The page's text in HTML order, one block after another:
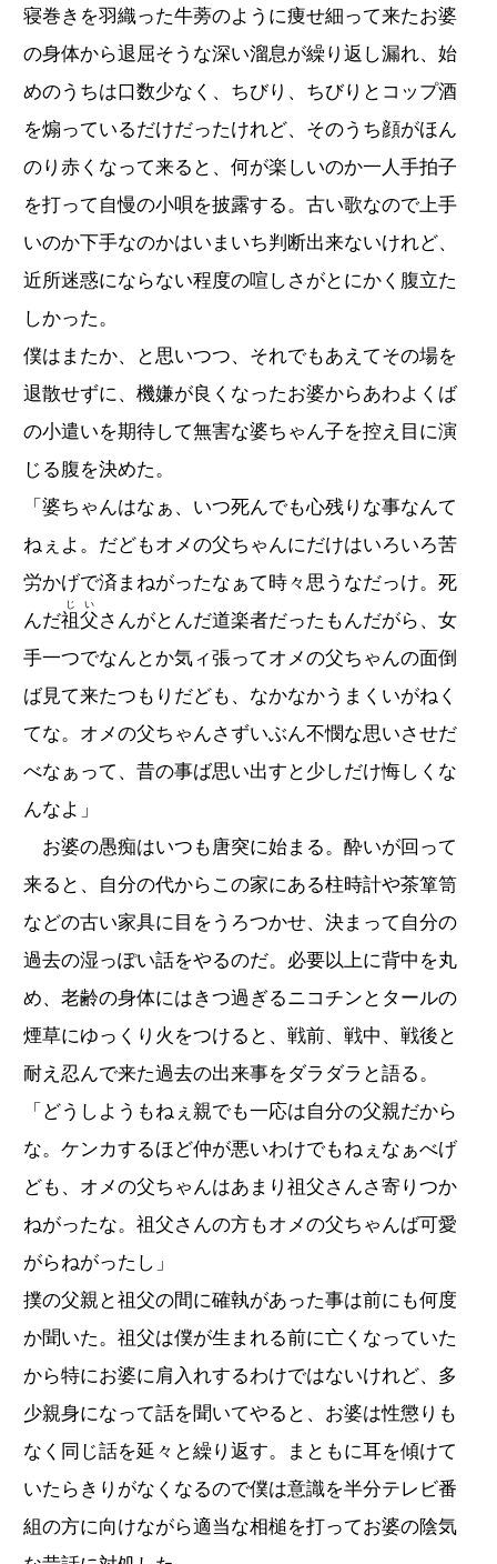
寝巻きを羽織った牛蒡のように痩せ細って来たお婆
の身体から退屈そうな深い溜息が繰り返し漏れ、始
めのうちは口数少なく、ちびり、ちびりとコップ酒
を煽っているだけだったけれど、そのうち顔がほん
のり赤くなって来ると、何が楽しいのか一人手拍子
を打って自慢の小唄を披露する。古い歌なので上手
いのか下手なのかはいまいち判断出来ないけれど、
近所迷惑にならない程度の喧しさがとにかく腹立た
しかった。
僕はまたか、と思いつつ、それでもあえてその場を
退散せずに、機嫌が良くなったお婆からあわよくば
の小遣いを期待して無害な婆ちゃん子を控え目に演
じる腹を決めた。
「婆ちゃんはなぁ、いつ死んでも心残りな事なんて
ねぇよ。だどもオメの父ちゃんにだけはいろいろ苦
労かげで済まねがったなぁて時々思うなだっけ。死
んだ祖父
じい
さんがとんだ道楽者だったもんだがら、女
手一つでなんとか気ィ張ってオメの父ちゃんの面倒
ば見て来たつもりだども、なかなかうまくいがねく
てな。オメの父ちゃんさずいぶん不憫な思いさせだ
べなぁって、昔の事ば思い出すと少しだけ悔しくな
んなよ」
お婆の愚痴はいつも唐突に始まる。酔いが回って
来ると、自分の代からこの家にある柱時計や茶箪笥
などの古い家具に目をうろつかせ、決まって自分の
過去の湿っぽい話をやるのだ。必要以上に背中を丸
め、老齢の身体にはきつ過ぎるニコチンとタールの
煙草にゆっくり火をつけると、戦前、戦中、戦後と
耐え忍んで来た過去の出来事をダラダラと語る。
「どうしようもねぇ親でも一応は自分の父親だから
な。ケンカするほど仲が悪いわけでもねぇなぁべげ
ども、オメの父ちゃんはあまり祖父さんさ寄りつか
ねがったな。祖父さんの方もオメの父ちゃんば可愛
がらねがったし」
撲の父親と祖父の間に確執があった事は前にも何度
か聞いた。祖父は僕が生まれる前に亡くなっていた
から特にお婆に肩入れするわけではないけれど、多
少親身になって話を聞いてやると、お婆は性懲りも
なく同じ話を延々と繰り返す。まともに耳を傾けて
いたらきりがなくなるので僕は意識を半分テレビ番
組の方に向けながら適当な相槌を打ってお婆の陰気